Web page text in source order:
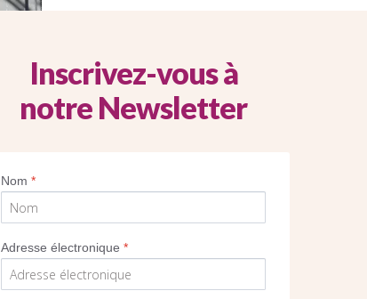
Inscrivez-vous à
notre Newsletter
Nom*
Adresse électronique*